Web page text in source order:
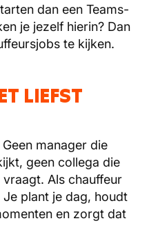
dan een Teams-
je jezelf hierin? Dan
te kijken.
LIEFST
manager die
geen collega die
Als chauffeur
Je plant je dag, houdt
en zorgt dat